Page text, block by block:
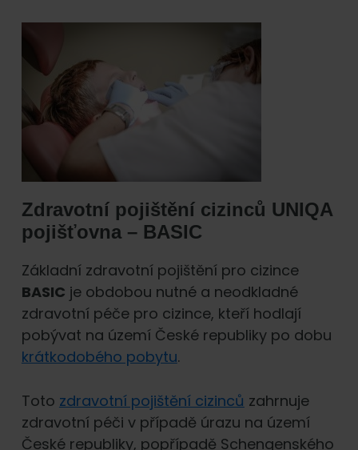
Zdravotní pojištění cizinců UNIQA
pojišťovna – BASIC
Základní zdravotní pojištění pro cizince
BASIC je obdobou nutné a neodkladné
zdravotní péče pro cizince, kteří hodlají
pobývat na území České republiky po dobu
krátkodobého pobytu.
Toto zdravotní pojištění cizinců zahrnuje
zdravotní péči v případě úrazu na území
České republiky, popřípadě Schengenského